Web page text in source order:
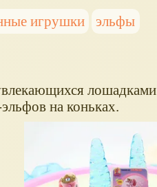
игрушки
эльфы
лошадками
на коньках.